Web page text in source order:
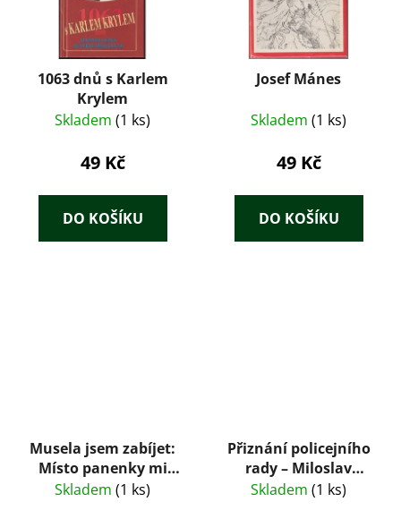
1063 dnů s Karlem
Krylem
Skladem (1 ks)
49 Kč
DO KOŠÍKU
Josef Mánes
Skladem (1 ks)
49 Kč
DO KOŠÍKU
Musela jsem zabíjet:
Místo panenky mi
dali pušku
Skladem (1 ks)
Přiznání policejního
rady – Miloslav
Dočekal, Jan Bauer
Skladem (1 ks)